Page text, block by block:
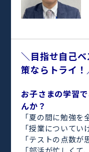
＼目指せ自己
策ならトライ！
お子さまの学習
んか？
「夏の間に勉強を
「授業についてい
「テストの点数が